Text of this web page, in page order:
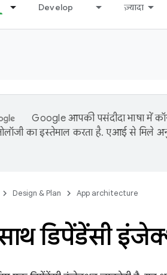
Develop ज़्यादा
Google आपकी पसंदीदा भाषा में
का इस्तेमाल करता है. एआई से मिले
Design & Plan App architecture
डिपेंडेंसी